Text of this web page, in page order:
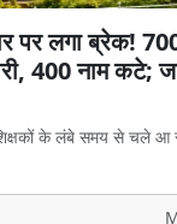
पर लगा ब्रेक!
400 नाम कटे;
के लंबे समय से चले आ